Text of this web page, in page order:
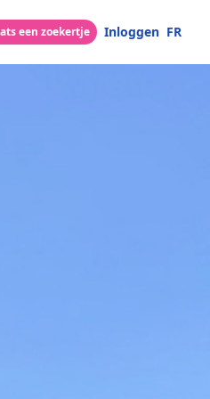
een zoekertje Inloggen FR